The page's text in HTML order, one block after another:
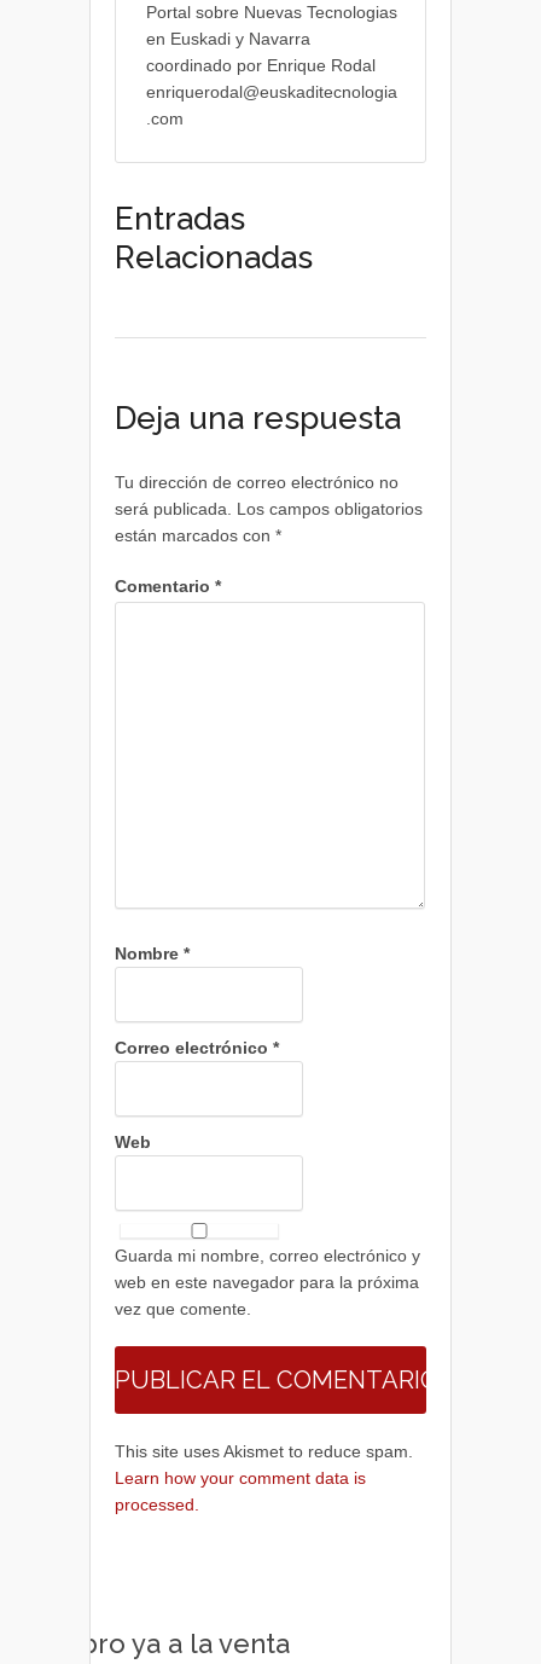
Portal sobre Nuevas Tecnologias
en Euskadi y Navarra
coordinado por Enrique Rodal
enriquerodal@euskaditecnologia
.com
Entradas
Relacionadas
Deja una respuesta
Tu dirección de correo electrónico no
será publicada.
Los campos obligatorios
están marcados con *
Comentario *
Nombre *
Correo electrónico *
Web
Guarda mi nombre, correo electrónico y
web en este navegador para la próxima
vez que comente.
This site uses Akismet to reduce spam.
Learn how your comment data is
processed.
Libro ya a la venta